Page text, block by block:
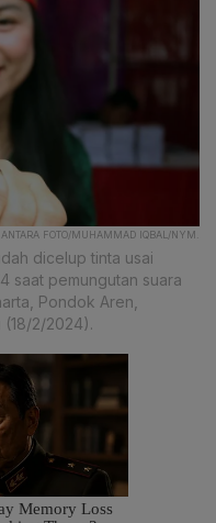
ANTARA FOTO/MUHAMMAD IQBAL/NYM.
dicelup tinta usai
saat pemungutan suara
Pondok Aren,
(18/2/2024).